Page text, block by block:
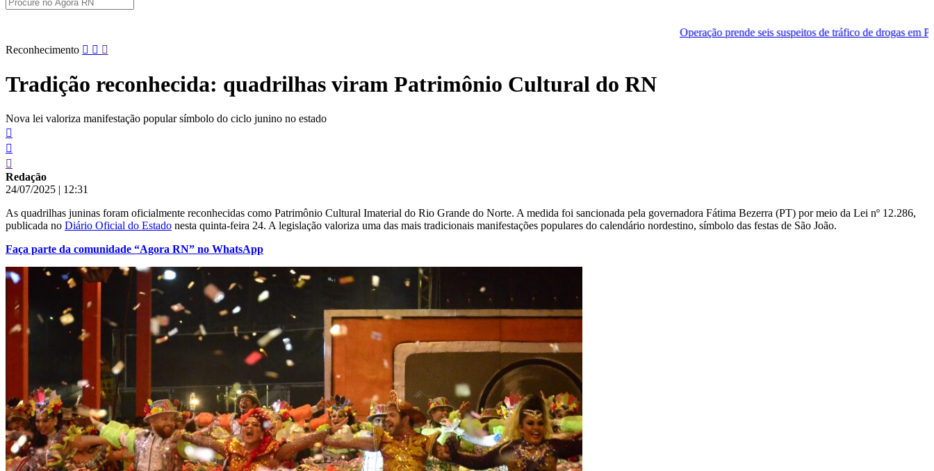
Operação prende seis suspeitos de tráfico de drogas em Pipa e Praia do
Pular
conteúdo
Reconhecimento
Tradição reconhecida: quadrilhas viram Patrimônio Cultural do RN
Nova lei valoriza manifestação popular símbolo do ciclo junino no estado
Redação
24/07/2025 | 12:31
As quadrilhas juninas foram oficialmente reconhecidas como Patrimônio Cultural Imaterial do Rio Grande do Norte. A medida foi sancionada pela governadora Fátima Bezerra (PT) por meio da Lei nº 12.286,
publicada no Diário Oficial do Estado nesta quinta-feira 24. A legislação valoriza uma das mais tradicionais manifestações populares do calendário nordestino, símbolo das festas de São João.
Faça parte da comunidade “Agora RN” no WhatsApp